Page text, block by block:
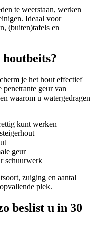
te weerstaan, werken
Ideaal voor
(buiten)tafels en
je het hout effectief
geur van
waarom u watergedragen
kunt werken
geur
schuurwerk
zuiging en aantal
plek.
beslist u in 30